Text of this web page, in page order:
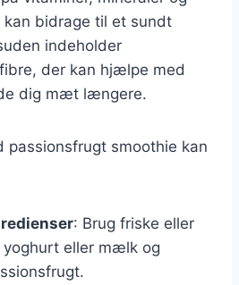
kan bidrage til et sundt
indeholder
der kan hjælpe med
dig mæt længere.
passionsfrugt smoothie kan
: Brug friske eller
eller mælk og